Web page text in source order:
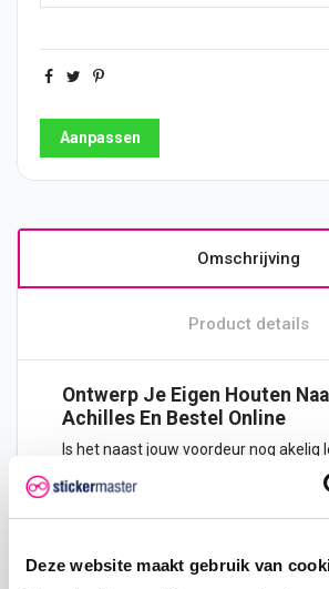
Deze website maakt gebruik van
Aanpassen
Omschrijving
Product details
Ontwerp Je Eigen Houten
Achilles En Bestel Online
Is het naast jouw voordeur nog akelig
lievelingshuisdier nog geen vaste
het beste paard van stal
graag een vaste werkplek voor jezelf
voordelig te realiseren met de houten